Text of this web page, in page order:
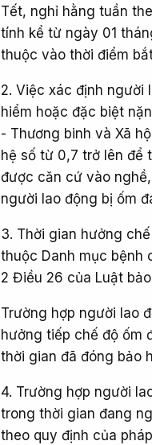
Tết, nghỉ hằng tuần
tính kể từ ngày 01
thuộc vào thời điểm
2. Việc xác định người
hiểm hoặc đặc biệt
- Thương binh và Xã
hệ số từ 0,7 trở lên để
được căn cứ vào
người lao động bị ốm
3. Thời gian hưởng
thuộc Danh mục bệnh
2 Điều 26 của Luật
Trường hợp người lao
hưởng tiếp chế độ ốm
thời gian đã đóng bảo
4. Trường hợp người
trong thời gian đang
theo quy định của